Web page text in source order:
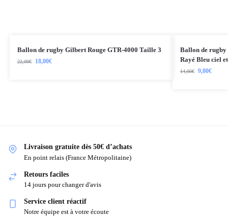
Ballon de rugby Gilbert Rouge GTR-4000 Taille 3
22,00€ 18,00€
Ballon de
Rayé Bleu ciel
14,00€ 9,00€
Livraison gratuite dès 50€ d’achats
En point relais (France Métropolitaine)
Retours faciles
14 jours pour changer d'avis
Service client réactif
Notre équipe est à votre écoute